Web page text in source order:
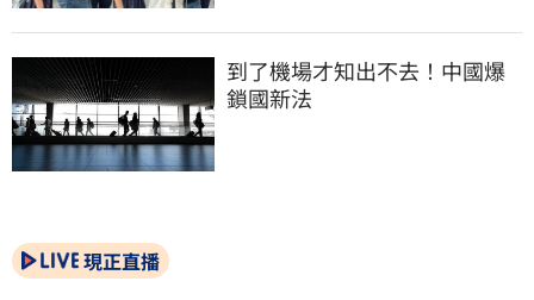
到了機場才知出不去！中國爆
鎖國新法
現正直播